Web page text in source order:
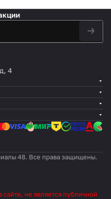
4
48. Все права защищены.
не является публичной